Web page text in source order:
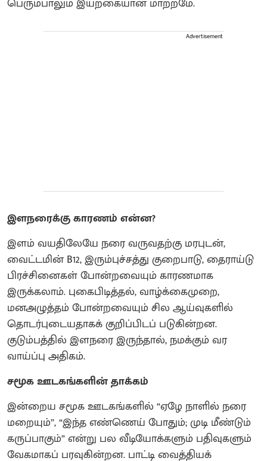
Advertisement
இளநரைக்கு காரணம் என்ன?
இளம் வயதிலேயே நரை வருவதற்கு மரபுடன்,
வைட்டமின் B12, இரும்புச்சத்து குறைபாடு, தைராய்டு
பிரச்சினைகள் போன்றவையும் காரணமாக
இருக்கலாம். புகைபிடித்தல், வாழ்க்கைமுறை,
மனஅழுத்தம் போன்றவையும் சில ஆய்வுகளில்
தொடர்புடையதாகக் குறிப்பிடப் படுகின்றன.
குடும்பத்தில் இளநரை இருந்தால், நமக்கும் வர
வாய்ப்பு அதிகம்.
சமூக ஊடகங்களின் தாக்கம்
இன்றைய சமூக ஊடகங்களில் “ஏழே நாளில் நரை
மறையும்”, “இந்த எண்ணெய் போதும்; முடி மீண்டும்
கருப்பாகும்” என்று பல வீடியோக்களும் பதிவுகளும்
வேகமாகப் பரவுகின்றன. பாட்டி வைத்தியக்